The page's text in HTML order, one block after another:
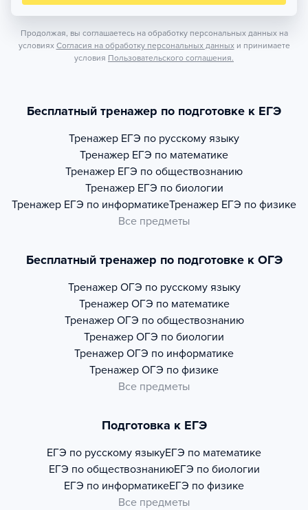
Продолжая, вы соглашаетесь на обработку персональных данных на
условиях Согласия на обработку персональных данных и принимаете
условия Пользовательского соглашения.
Бесплатный тренажер по подготовке к ЕГЭ
Тренажер ЕГЭ по русскому языку
Тренажер ЕГЭ по математике
Тренажер ЕГЭ по обществознанию
Тренажер ЕГЭ по биологии
Тренажер ЕГЭ по информатикеТренажер ЕГЭ по физике
Все предметы
Бесплатный тренажер по подготовке к ОГЭ
Тренажер ОГЭ по русскому языку
Тренажер ОГЭ по математике
Тренажер ОГЭ по обществознанию
Тренажер ОГЭ по биологии
Тренажер ОГЭ по информатике
Тренажер ОГЭ по физике
Все предметы
Подготовка к ЕГЭ
ЕГЭ по русскому языкуЕГЭ по математике
ЕГЭ по обществознаниюЕГЭ по биологии
ЕГЭ по информатикеЕГЭ по физике
Все предметы